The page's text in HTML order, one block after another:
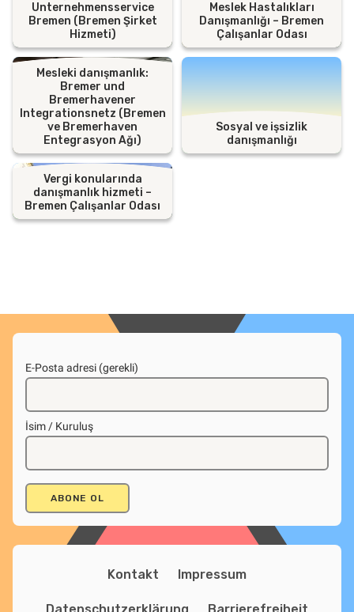
Unternehmensservice
Bremen (Bremen Şirket
Hizmeti)
Meslek Hastalıkları
Danışmanlığı – Bremen
Çalışanlar Odası
Mesleki danışmanlık:
Bremer und
Bremerhavener
Integrationsnetz (Bremen
ve Bremerhaven
Entegrasyon Ağı)
Sosyal ve işsizlik
danışmanlığı
Vergi konularında
danışmanlık hizmeti –
Bremen Çalışanlar Odası
E-Posta adresi (gerekli)
İsim / Kuruluş
Kontakt Impressum